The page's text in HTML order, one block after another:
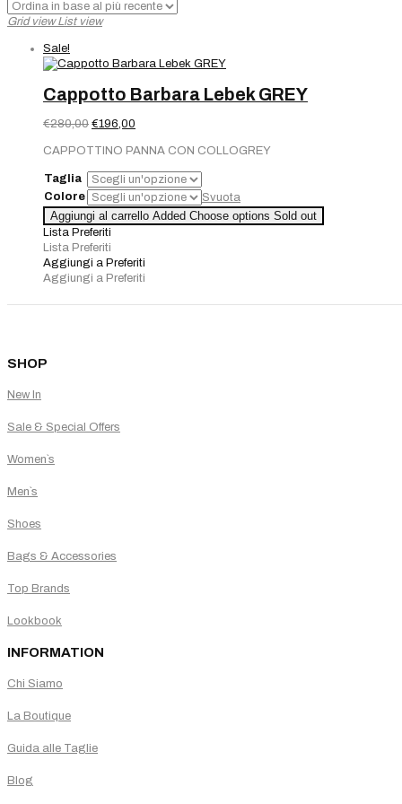
Grid view List view
Sale!
Cappotto Barbara Lebek GREY
€280,00 Il
originale
€280,00.
€196,00
attuale
€196,00.
CAPPOTTINO PANNA CON COLLOGREY
Taglia
Colore
Svuota
Aggiungi al carrello Added Choose options Sold out
Lista Preferiti
Lista Preferiti
Aggiungi a Preferiti
Aggiungi a Preferiti
SHOP
New In
Sale & Special Offers
Women`s
Men`s
Shoes
Bags & Accessories
Top Brands
Lookbook
INFORMATION
Chi Siamo
La Boutique
Guida alle Taglie
Blog